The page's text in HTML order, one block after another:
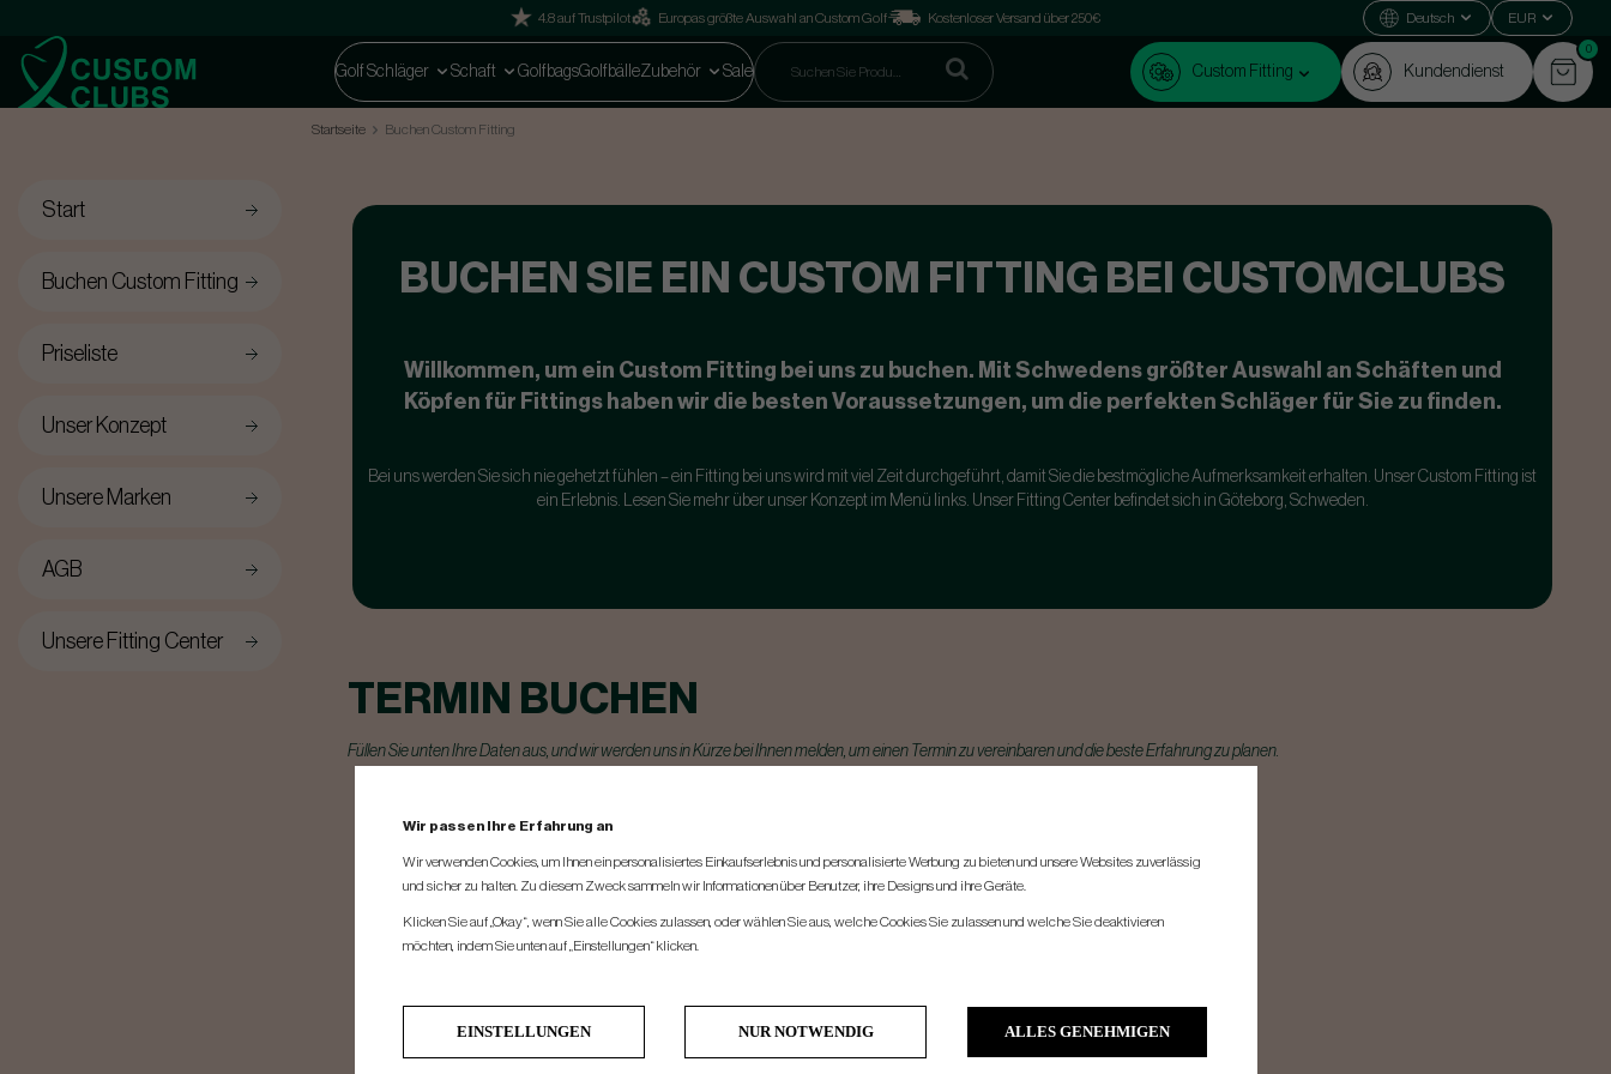
4.8 auf Trustpilot Europas größte Auswahl an Custom Golf Kostenloser Versand über 250€ Deutsch EUR
Golf Schläger Schaft GolfbagsGolfbälleZubehör Sale Custom Fitting Kundendienst
0
Start
Buchen Custom Fitting
Priseliste
Unser Konzept
Unsere Marken
AGB
Unsere Fitting Center
Startseite Buchen Custom Fitting
BUCHEN SIE EIN CUSTOM FITTING BEI CUSTOMCLUBS
Willkommen, um ein Custom Fitting bei uns zu buchen. Mit Schwedens größter Auswahl an Schäften und
Köpfen für Fittings haben wir die besten Voraussetzungen, um die perfekten Schläger für Sie zu finden.
Bei uns werden Sie sich nie gehetzt fühlen – ein Fitting bei uns wird mit viel Zeit durchgeführt, damit Sie die bestmögliche Aufmerksamkeit erhalten. Unser Custom Fitting ist
ein Erlebnis. Lesen Sie mehr über unser Konzept im Menü links. Unser Fitting Center befindet sich in Göteborg, Schweden.
TERMIN BUCHEN
Füllen Sie unten Ihre Daten aus, und wir werden uns in Kürze bei Ihnen melden, um einen Termin zu vereinbaren und die beste Erfahrung zu planen.
Choose Fitting
Center*
Telefon*
Wir passen Ihre Erfahrung an
Wir verwenden Cookies, um Ihnen ein personalisiertes Einkaufserlebnis und personalisierte Werbung zu bieten und unsere Websites zuverlässig
und sicher zu halten. Zu diesem Zweck sammeln wir Informationen über Benutzer, ihre Designs und ihre Geräte.
Klicken Sie auf „Okay“, wenn Sie alle Cookies zulassen, oder wählen Sie aus, welche Cookies Sie zulassen und welche Sie deaktivieren
möchten, indem Sie unten auf „Einstellungen“ klicken.
EINSTELLUNGEN NUR NOTWENDIG ALLES GENEHMIGEN